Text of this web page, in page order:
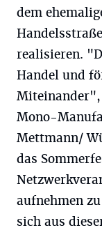
dem
realisieren.
Handel und
Miteinander",
Mono-
Mettmann/
das
aufnehmen
sich aus